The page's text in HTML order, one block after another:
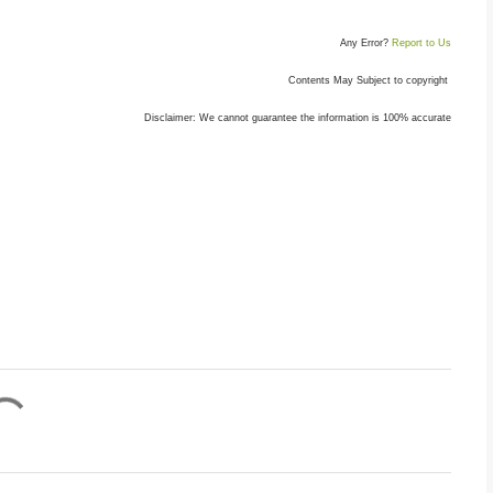
Any Error? Report to Us
Contents May Subject to copyright
Disclaimer: We cannot guarantee the information is 100% accurate